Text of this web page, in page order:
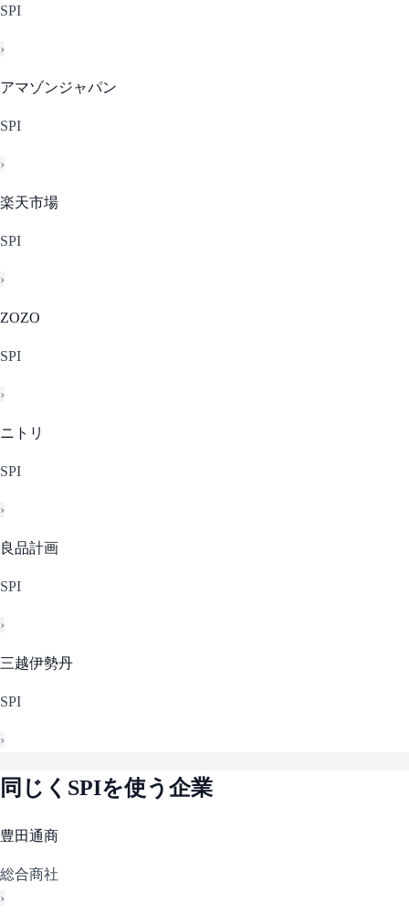
SPI
›
アマゾンジャパン
SPI
›
楽天市場
SPI
›
ZOZO
SPI
›
ニトリ
SPI
›
良品計画
SPI
›
三越伊勢丹
SPI
›
同じく SPIを使う企業
豊田通商
総合商社
›